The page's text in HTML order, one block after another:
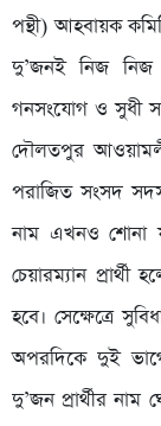
পন্থী) আহবায়ক
দু’জনই নিজ নিজ
গনসংযোগ ও সুধী
দৌলতপুর
পরাজিত সংসদ
নাম এখনও শোনা
চেয়ারম্যান প্রার্থী
হবে। সেক্ষেত্রে
অপরদিকে দুই
দু’জন প্রার্থীর নাম